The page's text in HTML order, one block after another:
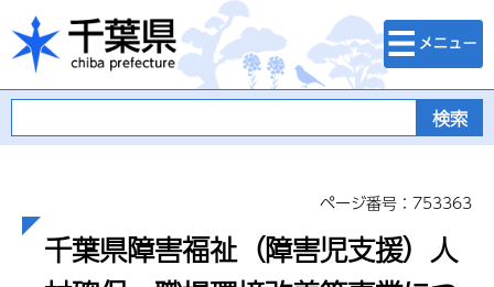
千葉県
検索・メニュ
ー
ページ番号：753363
千葉県障害福祉（障害児支援）人